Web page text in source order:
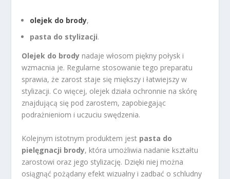
olejek do brody,
pasta do stylizacji.
Olejek do brody nadaje włosom piękny połysk i
wzmacnia je. Regularne stosowanie tego preparatu
sprawia, że zarost staje się miększy i łatwiejszy w
stylizacji. Co więcej, olejek działa ochronnie na skórę
znajdującą się pod zarostem, zapobiegając
podrażnieniom i uczuciu swędzenia.
Kolejnym istotnym produktem jest pasta do
pielęgnacji brody, która umożliwia nadanie kształtu
zarostowi oraz jego stylizację. Dzięki niej można
osiągnąć pożądany efekt wizualny i zadbać o schludny